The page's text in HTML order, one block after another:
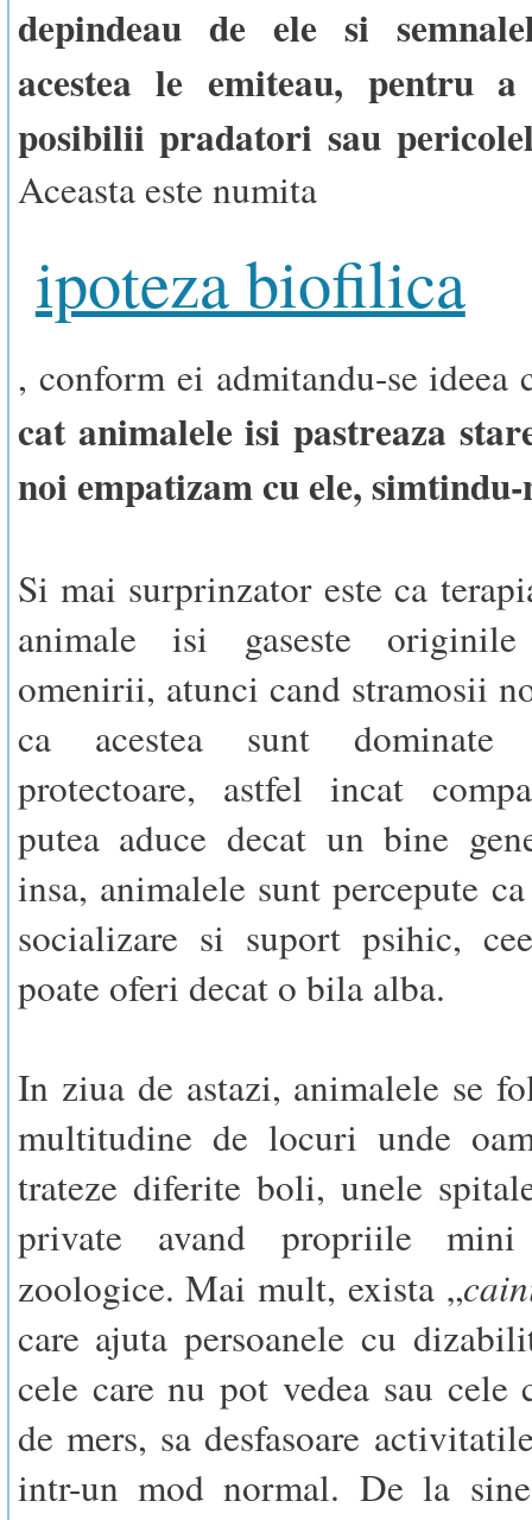
depindeau de ele si
acestea le emiteau, pentru
posibilii pradatori sau
Aceasta este numita
ipoteza biofilica
, conform ei admitandu-se ideea
cat animalele isi pastreaza
noi empatizam cu ele,
Si mai surprinzator este ca
animale isi gaseste
omenirii, atunci cand stramosii
ca acestea sunt
protectoare, astfel incat
putea aduce decat un bine
insa, animalele sunt percepute
socializare si suport psihic,
poate oferi decat o bila alba.
In ziua de astazi, animalele se
multitudine de locuri unde
trateze diferite boli, unele
private avand propriile
zoologice. Mai mult, exista „
care ajuta persoanele cu
cele care nu pot vedea sau cele
de mers, sa desfasoare
intr-un mod normal. De la